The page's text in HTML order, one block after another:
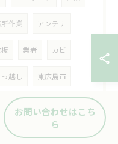
所作業 アンテナ
業者 カビ
越し 東広島市
伐採
ロス
お問い合わせはこち
ら